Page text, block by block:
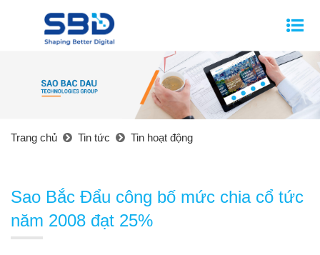
Trang chủ Tin tức Tin hoạt động
Sao Bắc Đẩu công bố mức chia cổ tức
năm 2008 đạt 25%